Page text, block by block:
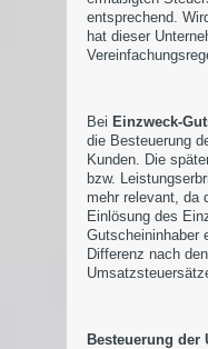
entsprechend.
hat dieser
Bei Einzweck-
die Besteuerung
Kunden. Die
bzw.
mehr relevant, da
Einlösung des
Gutscheininhaber
Differenz nach
Besteuerung der